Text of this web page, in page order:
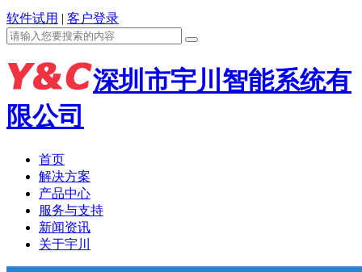
软件试用 | 客户登录
深圳市宇川智能系统有
限公司
首页
解决方案
产品中心
服务与支持
新闻资讯
关于宇川